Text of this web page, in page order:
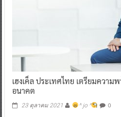
เฮงเค็ล ประเทศไทย เตรียมความ
อนาคต
23 ตุลาคม 2021 ^ jo ^ 0